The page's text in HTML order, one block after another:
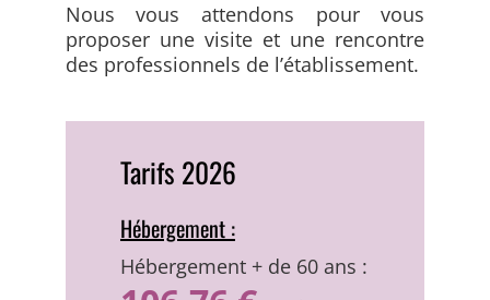
Nous vous attendons pour vous
proposer une visite et une rencontre
des professionnels de l’établissement.
Tarifs 2026
Hébergement :
Hébergement + de 60 ans :